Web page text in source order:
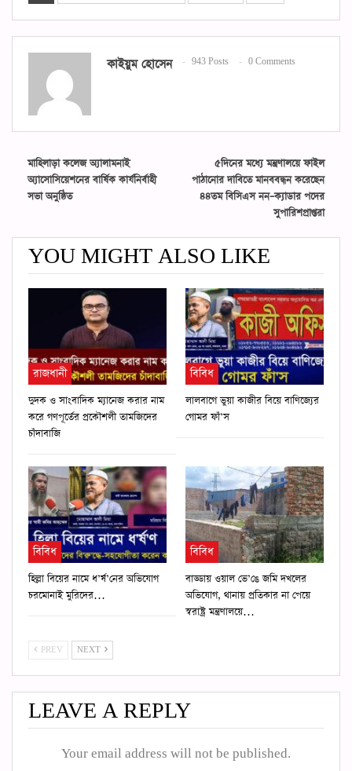
কাইয়ুম হোসেন 943 Posts 0 Comments
মাহিলাড়া কলেজ অ্যালামনাই
অ্যাসোসিয়েশনের বার্ষিক কার্যনির্বাহী
সভা অনুষ্ঠিত
৫দিনের মধ্যে মন্ত্রণালয়ে ফাইল
পাঠানোর দাবিতে মানববন্ধন করেছেন
৪৪তম বিসিএস নন–ক্যাডার পদের
সুপারিশপ্রাপ্তরা
YOU MIGHT ALSO LIKE
রাজধানী
দুদক ও সাংবাদিক ম্যানেজ করার নাম
করে গণপূর্তের প্রকৌশলী তামজিদের
চাঁদাবাজি
বিবিধ
লালবাগে ভুয়া কাজীর বিয়ে বাণিজ্যের
গোমর ফাঁ’স
বিবিধ
হিল্লা বিয়ের নামে ধ’র্ষ’নের অভিযোগ
চরমোনাই মুরিদের…
বিবিধ
বাড্ডায় ওয়াল ভে’ঙে জমি দখলের
অভিযোগ, থানায় প্রতিকার না পেয়ে
স্বরাষ্ট্র মন্ত্রণালয়ে…
PREV NEXT
LEAVE A REPLY
Your email address will not be published.